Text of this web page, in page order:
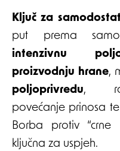
Ključ za
put prema
intenzivnu
proizvodnju hrane,
poljoprivredu,
povećanje prinosa te
Borba protiv “crne
ključna za uspjeh.